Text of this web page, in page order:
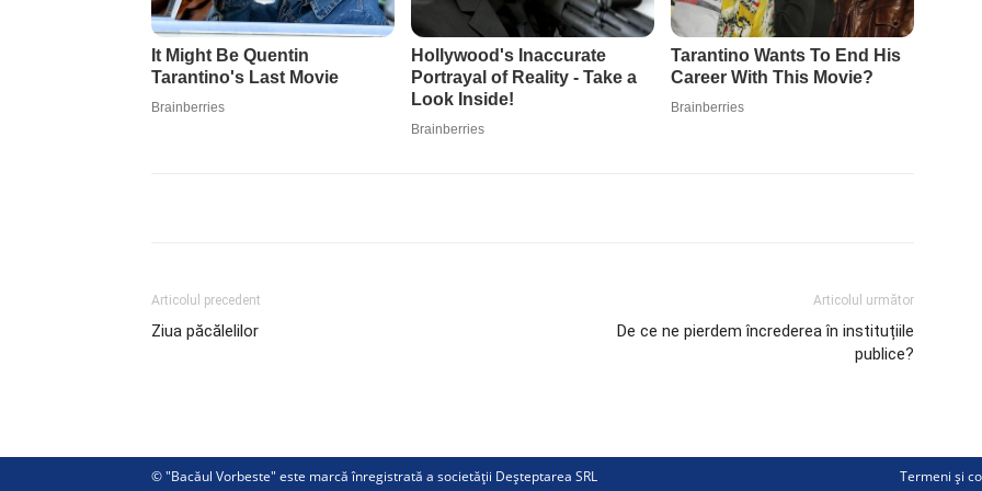
Articolul precedent
Ziua păcălelilor
Articolul următor
De ce ne pierdem încrederea în instituțiile
publice?
Termeni și
© "Bacăul Vorbeste" este marcă înregistrată a societății Deșteptarea SRL